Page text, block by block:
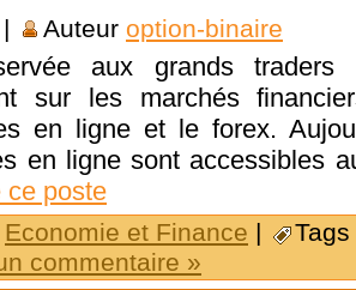
Auteur option-binaire
aux grands
sur les marchés
en ligne et le forex.
en ligne sont accessibles
ce poste
Economie et Finance |
commentaire »